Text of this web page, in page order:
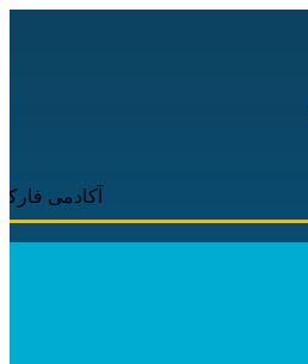
آکادمی فارکس